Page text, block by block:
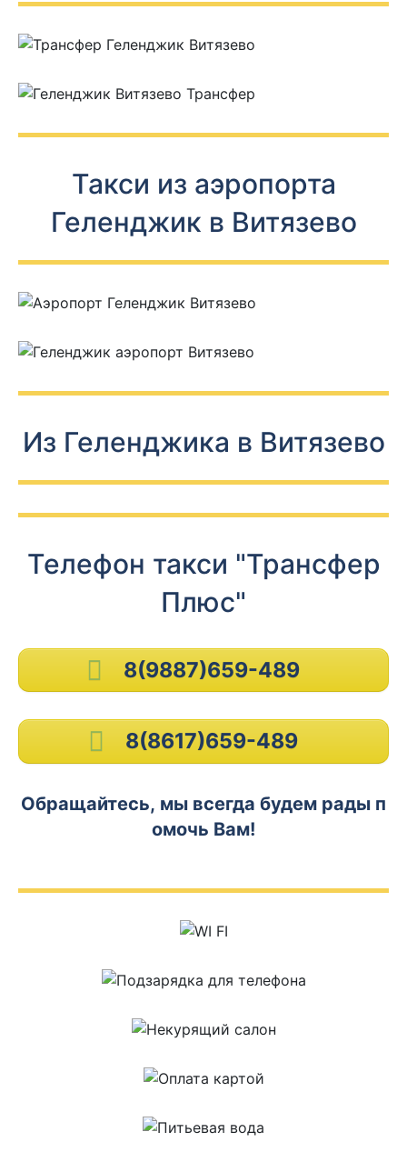
Такси из аэропорта
Геленджик в Витязево
Из Геленджика в Витязево
Телефон такси "Трансфер
Плюс"
8(9887)659-489
8(8617)659-489
Обращайтесь, мы всегда будем рады п
омочь Вам!